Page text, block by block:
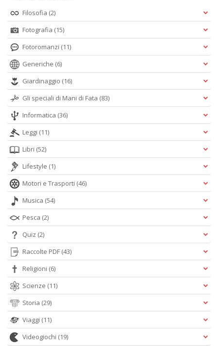
Filosofia (2)
Fotografia (15)
Fotoromanzi (11)
Generiche (6)
Giardinaggio (16)
Gli speciali di Mani di Fata (83)
Informatica (36)
Leggi (11)
Libri (52)
Lifestyle (1)
Motori e Trasporti (46)
Musica (54)
Pesca (2)
Quiz (2)
Raccolte PDF (43)
Religioni (6)
Scienze (11)
Storia (29)
Viaggi (11)
Videogiochi (19)